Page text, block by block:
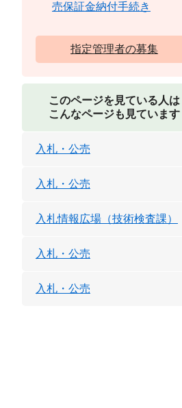
売保証金納付手続き
指定管理者の募集
このページを見ている人は
こんなページも見ています
入札・公売
入札・公売
入札情報広場（技術検査課）
入札・公売
入札・公売